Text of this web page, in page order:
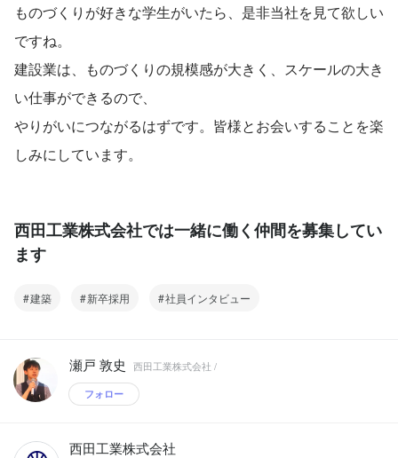
ものづくりが好きな学生がいたら、是非当社を見て欲しい
ですね。
建設業は、ものづくりの規模感が大きく、スケールの大き
い仕事ができるので、
やりがいにつながるはずです。皆様とお会いすることを楽
しみにしています。
西田工業株式会社では一緒に働く仲間を募集してい
ます
建築 新卒採用 社員インタビュー
瀬戸 敦史 西田工業株式会社 /
フォロー
西田工業株式会社